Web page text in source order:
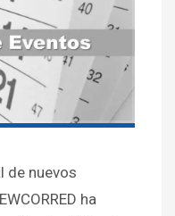
de nuevos
ha